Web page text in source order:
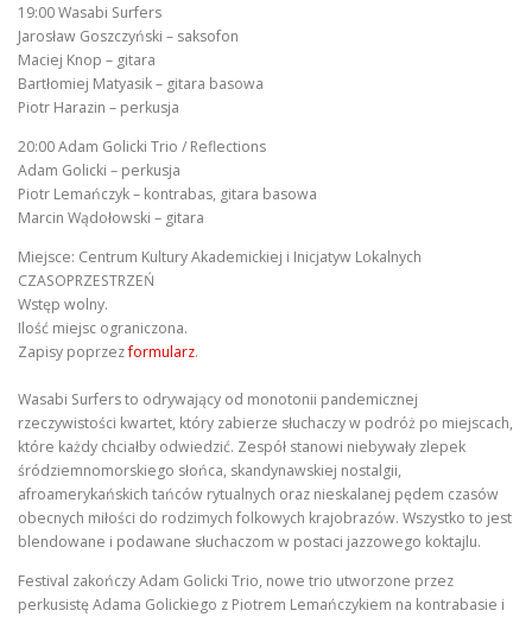
19:00 Wasabi Surfers
Jarosław Goszczyński – saksofon
Maciej Knop – gitara
Bartłomiej Matyasik – gitara basowa
Piotr Harazin – perkusja
20:00 Adam Golicki Trio / Reflections
Adam Golicki – perkusja
Piotr Lemańczyk – kontrabas, gitara basowa
Marcin Wądołowski – gitara
Miejsce: Centrum Kultury Akademickiej i Inicjatyw Lokalnych
CZASOPRZESTRZEŃ
Wstęp wolny.
Ilość miejsc ograniczona.
Zapisy poprzezformularz.
Wasabi Surfers to odrywający od monotonii pandemicznej
rzeczywistości kwartet, który zabierze słuchaczy w podróż po miejscach,
które każdy chciałby odwiedzić. Zespół stanowi niebywały zlepek
śródziemnomorskiego słońca, skandynawskiej nostalgii,
afroamerykańskich tańców rytualnych oraz nieskalanej pędem czasów
obecnych miłości do rodzimych folkowych krajobrazów. Wszystko to jest
blendowane i podawane słuchaczom w postaci jazzowego koktajlu.
Festival zakończy Adam Golicki Trio, nowe trio utworzone przez
perkusistę Adama Golickiego z Piotrem Lemańczykiem na kontrabasie i